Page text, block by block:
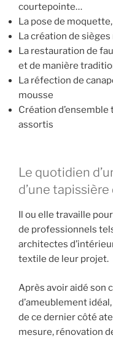
courtepointe…
La pose de
La création de sièges
La restauration de
et de manière
La réfection de
mousse
Création
assortis
Le quotidien
d’une
Il ou elle travaille
de professionnels
architectes
textile de leur projet.
Après avoir aidé son
d’ameublement
de ce dernier côté
mesure, rénovation